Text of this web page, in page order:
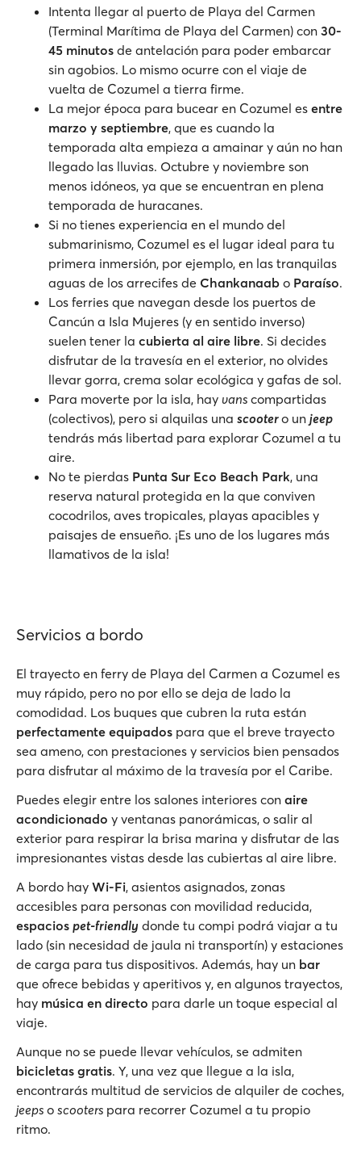
Intenta llegar al puerto de Playa del Carmen
(Terminal Marítima de Playa del Carmen) con 30-
45 minutos de antelación para poder embarcar
sin agobios. Lo mismo ocurre con el viaje de
vuelta de Cozumel a tierra firme.
La mejor época para bucear en Cozumel es entre
marzo y septiembre, que es cuando la
temporada alta empieza a amainar y aún no han
llegado las lluvias. Octubre y noviembre son
menos idóneos, ya que se encuentran en plena
temporada de huracanes.
Si no tienes experiencia en el mundo del
submarinismo, Cozumel es el lugar ideal para tu
primera inmersión, por ejemplo, en las tranquilas
aguas de los arrecifes de Chankanaab o Paraíso.
Los ferries que navegan desde los puertos de
Cancún a Isla Mujeres (y en sentido inverso)
suelen tener la cubierta al aire libre. Si decides
disfrutar de la travesía en el exterior, no olvides
llevar gorra, crema solar ecológica y gafas de sol.
Para moverte por la isla, hay vans compartidas
(colectivos), pero si alquilas una scootero un jeep
tendrás más libertad para explorar Cozumel a tu
aire.
No te pierdas Punta Sur Eco Beach Park, una
reserva natural protegida en la que conviven
cocodrilos, aves tropicales, playas apacibles y
paisajes de ensueño. ¡Es uno de los lugares más
llamativos de la isla!
Servicios a bordo
El trayecto en ferry de Playa del Carmen a Cozumel es
muy rápido, pero no por ello se deja de lado la
comodidad. Los buques que cubren la ruta están
perfectamente equipados para que el breve trayecto
sea ameno, con prestaciones y servicios bien pensados
para disfrutar al máximo de la travesía por el Caribe.
Puedes elegir entre los salones interiores con aire
acondicionado y ventanas panorámicas, o salir al
exterior para respirar la brisa marina y disfrutar de las
impresionantes vistas desde las cubiertas al aire libre.
A bordo hay Wi-Fi, asientos asignados, zonas
accesibles para personas con movilidad reducida,
espacios pet-friendly donde tu compi podrá viajar a tu
lado (sin necesidad de jaula ni transportín) y estaciones
de carga para tus dispositivos. Además, hay un bar
que ofrece bebidas y aperitivos y, en algunos trayectos,
hay música en directo para darle un toque especial al
viaje.
Aunque no se puede llevar vehículos, se admiten
bicicletas gratis. Y, una vez que llegue a la isla,
encontrarás multitud de servicios de alquiler de coches,
jeeps o scooters para recorrer Cozumel a tu propio
ritmo.